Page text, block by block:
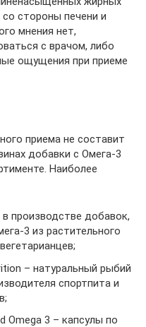
стороны печени и
мнения нет,
с врачом, либо
ощущения при приеме
приема не составит
добавки с Омега-3
Наиболее
в производстве добавок,
3 из растительного
– натуральный рыбий
спортпита и
Omega 3 – капсулы по